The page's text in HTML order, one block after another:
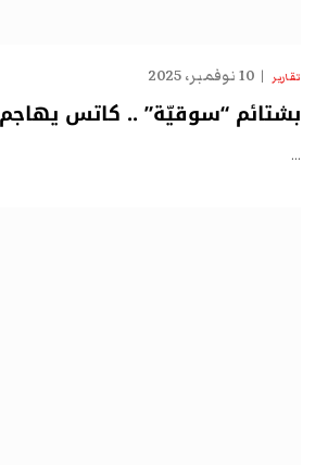
تقارير 10 نوفمبر، 2025
بشتائم “سوقيّة” .. كاتس
…